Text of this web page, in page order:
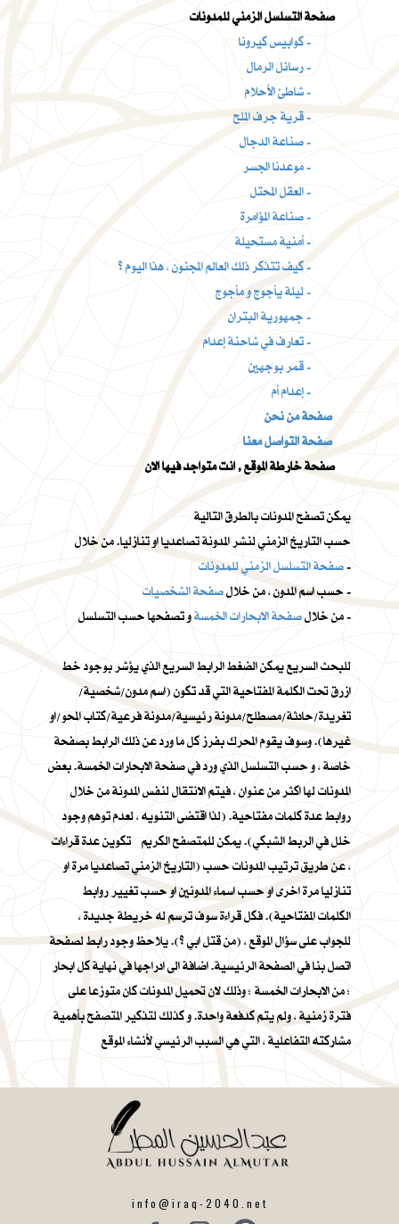
صفحة التسلسل الزمني للمدونات
كوابيس كيرونا -
رسائل الرمال -
شاطئ الأحلام -
قرية جرف الملح -
صناعة الدجال -
موعدنا الجسر -
العقل المحتل -
صناعة المؤامرة -
أمنية مستحيلة -
كيف تتذكر ذلك العالم المجنون ، هذا اليوم ؟ -
ليلة يأجوج و مأجوج -
جمهورية البتران -
تعارف في شاحنة إعدام -
قمر بوجهين -
إعدام أم -
صفحة من نحن
صفحة التواصل معنا
صفحة خارطة الموقع , انت متواجد فيها الان
يمكن تصفح المدونات بالطرق التالية
حسب التاريخ الزمني لنشر المدونة تصاعديا او تنازليا. من خلال
صفحة التسلسل الزمني للمدونات-
حسب اسم المدون ، من خلالصفحة الشخصيات
-
من خلالصفحة الابحارات الخمسة
و تصفحها حسب التسلسل -
للبحث السريع يمكن الضغط الرابط السريع الذي يؤشر بوجود خط
ازرق تحت الكلمة المفتاحية التي قد تكون (اسم مدون/شخصية/
تغريدة/حادثة/مصطلح/مدونة رئيسية/مدونة فرعية/كتاب المحو/او
غيرها). وسوف يقوم المحرك بفرز كل ما ورد عن ذلك الرابط بصفحة
خاصة ، و حسب التسلسل الذي ورد في صفحة الابحارات الخمسة. بعض
المدونات لها اكثر من عنوان ، فيتم الانتقال لنفس المدونة من خلال
روابط عدة كلمات مفتاحية. (لذا اقتضى التنويه ، لعدم توهم وجود
خلل في الربط الشبكي). يمكن للمتصفح الكريم تكوين عدة قراءات
، عن طريق ترتيب المدونات حسب (التاريخ الزمني تصاعديا مرة او
تنازليا مرة اخرى او حسب اسماء المدونين او حسب تغيير روابط
الكلمات المفتاحية). فكل قراءة سوف ترسم له خريطة جديدة ،
للجواب على سؤال الموقع ، (من قتل ابي ؟). يلاحظ وجود رابط لصفحة
اتصل بنا في الصفحة الرئيسية. اضافة الى ادراجها في نهاية كل ابحار
؛ من الابحارات الخمسة ؛ وذلك لان تحميل المدونات كان متوزعا على
فترة زمنية ، ولم يتم كدفعة واحدة. و كذلك لتذكير المتصفح بأهمية
مشاركته التفاعلية ، التي هي السبب الرئيسي لأنشاء الموقع
info@iraq-2040.net